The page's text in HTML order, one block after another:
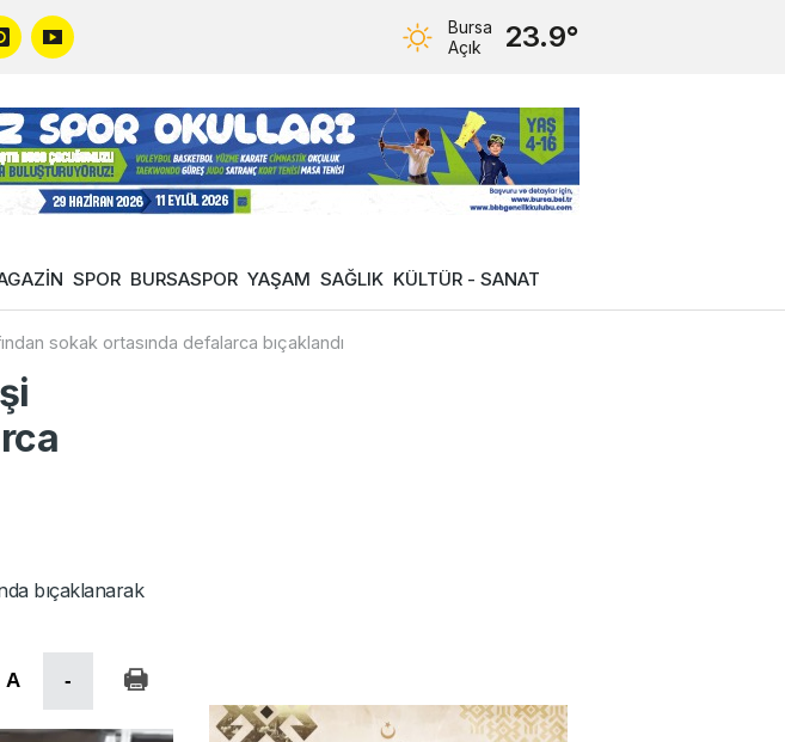
Bursa
Açık
23.9°
SPOR BURSASPOR YAŞAM SAĞLIK KÜLTÜR - SANAT
sokak ortasında defalarca bıçaklandı
bıçaklanarak
A -